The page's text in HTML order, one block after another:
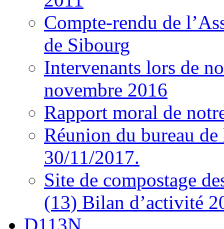
Compte-rendu de
de Sibourg
Intervenants lors de
novembre 2016
Rapport moral de
Réunion du bureau
30/11/2017.
Site de compostage
(13) Bilan d’activité